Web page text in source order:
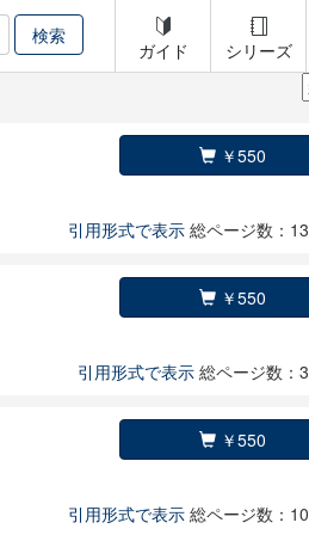
ガイド シリーズ
￥550
引用形式で表示 総ページ数：13
￥550
引用形式で表示 総ページ数：3
￥550
引用形式で表示 総ページ数：10